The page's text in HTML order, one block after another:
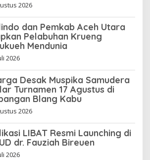
2026
dan Pemkab Aceh Utara
Pelabuhan Krueng
Mendunia
2026
Desak Muspika Samudera
Turnamen 17 Agustus di
Blang Kabu
2026
LIBAT Resmi Launching di
dr. Fauziah Bireuen
2026